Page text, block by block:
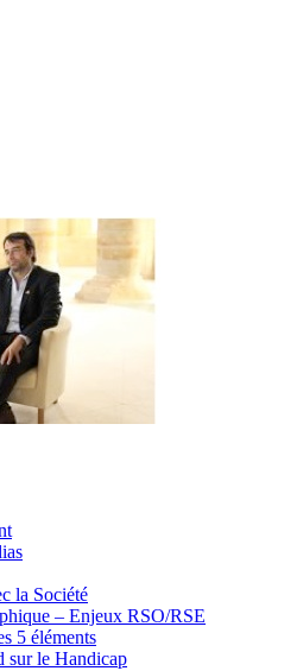
la Société
– Enjeux RSO/RSE
5 éléments
sur le Handicap